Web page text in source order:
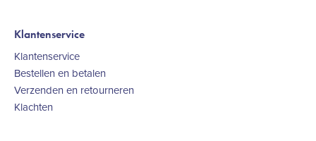
Klantenservice
Klantenservice
Bestellen en betalen
Verzenden en retourneren
Klachten